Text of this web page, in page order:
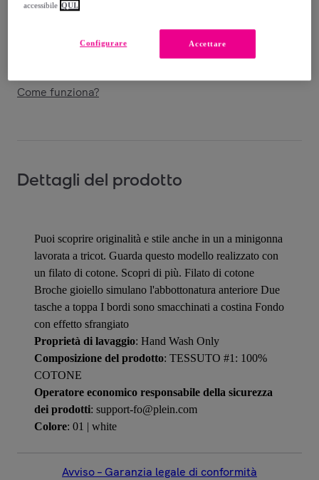
Spedizione gratuita
Come funziona?
Dettagli del prodotto
Puoi scoprire originalità e stile anche in un a minigonna
lavorata a tricot. Guarda questo modello realizzato con
un filato di cotone. Scopri di più. Filato di cotone
Broche gioiello simulano l'abbottonatura anteriore Due
tasche a toppa I bordi sono smacchinati a costina Fondo
con effetto sfrangiato
Proprietà di lavaggio: Hand Wash Only
Composizione del prodotto: TESSUTO #1: 100%
COTONE
Operatore economico responsabile della sicurezza
dei prodotti: support-fo@plein.com
Colore: 01 | white
Avviso – Garanzia legale di conformità
accessibile QUI.
Accettare
Configurare